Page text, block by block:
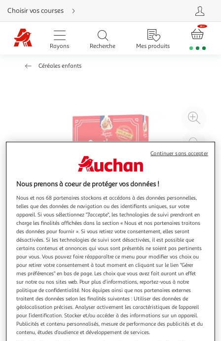
Aller
directement
au
contenu
Aller
directement
Aller
Choisir vos courses
Rayons Recherche Mes produits
Céréales enfants
à
4.5 (2)
LUCIEN GEORGELIN
Croc'choc céréales fourrées à la pâte à tartiner sans
huile de palme
PRET A CONSOMMER
En savoir +
Nous prenons à coeur de protéger vos données !
Nous et nos 68 partenaires stockons et accédons à des données personnelles,
telles que des données de navigation ou des identifiants uniques, sur votre
appareil. Si vous sélectionnez "J'accepte", les technologies de suivi prendront en
charge les finalités affichées dans la section « Nous et nos partenaires traitons
des données pour fournir ». Si vous retirez votre consentement, elles seront
désactivées. Si les technologies de suivi sont désactivées, il est possible que
certains contenus et annonces qui vous sont présentés ne soient pas pertinents
pour vous. Vous pouvez faire réapparaître ce menu pour modifier vos choix ou
pour retirer votre consentement à tout moment en cliquant sur le lien "Gérer
mes préférences" en bas de page. Les choix que vous avez fait auront un effet
sur notre ou nos sites web. Pour plus d’informations, reportez-vous à notre
politique de confidentialité. Nos équipes ainsi que nos partenaires externes
traitent des données selon les finalités suivantes : Utiliser des données de
géolocalisation précises. Analyser activement les caractéristiques de l’appareil
pour l’identification. Stocker et/ou accéder à des informations sur un appareil.
Publicités et contenu personnalisés, mesure de performance des publicités et du
contenu, études d’audience et développement de services.
Continuer sans accepter